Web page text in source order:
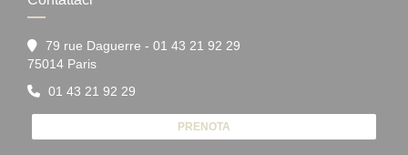
79 rue Daguerre - 01 43 21 92 29
75014 Paris((apre una nuova finestra))
01 43 21 92 29
PRENOTA